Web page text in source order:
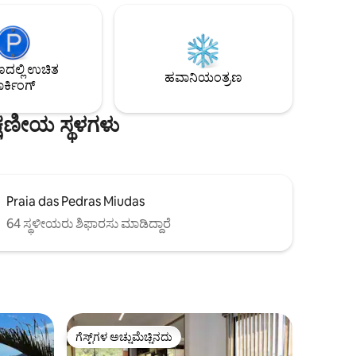
ಜೋರಾದ
ನಿಯಂತ್ರಿತ ಪ್ರವೇಶದೊಂದಿಗೆ ಕಾಂಡೋ. Google
ನಲ್ಲಿ ಪರಿಶೀಲಿಸಿ: ಡೊಮಿಂಗಾಸ್ ಡಯಾಸ್,
ಉಬತುಬಾದ ಅತ್ಯುತ್ತಮ ಕಡಲತೀರ.
ಉಚಿತ
ಹವಾನಿಯಂತ್ರಣ
ಸ್ಥಳಗಳು
Praia das Pedras Miudas
64 ಸ್ಥಳೀಯರು ಶಿಫಾರಸು ಮಾಡಿದ್ದಾರೆ
ಗೆಸ್ಟ್‌ಗಳ ಅಚ್ಚುಮೆಚ್ಚಿನದು
ಗೆಸ್ಟ್‌ಗಳ ಅಚ್ಚುಮೆಚ್ಚಿನದು